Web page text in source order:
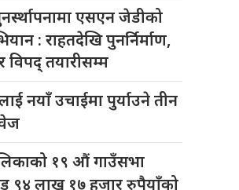
एसएन जेडीको
: राहतदेखि पुनर्निर्माण,
विपद् तयारीसम्म
नयाँ उचाईमा पुर्याउने तीन
१९ औं गाउँसभा
९४ लाख १७ हजार रुपैयाँको